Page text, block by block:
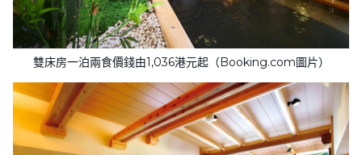
雙床房一泊兩食價錢由1,036港元起（Booking.com圖片）